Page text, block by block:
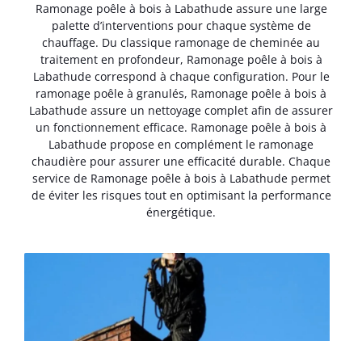
Ramonage poêle à bois à Labathude assure une large
palette d’interventions pour chaque système de
chauffage. Du classique ramonage de cheminée au
traitement en profondeur, Ramonage poêle à bois à
Labathude correspond à chaque configuration. Pour le
ramonage poêle à granulés, Ramonage poêle à bois à
Labathude assure un nettoyage complet afin de assurer
un fonctionnement efficace. Ramonage poêle à bois à
Labathude propose en complément le ramonage
chaudière pour assurer une efficacité durable. Chaque
service de Ramonage poêle à bois à Labathude permet
de éviter les risques tout en optimisant la performance
énergétique.